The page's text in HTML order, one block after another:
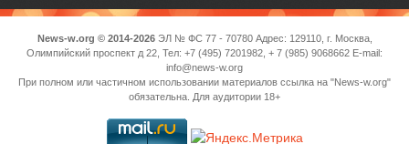
News-w.org © 2014-2026ЭЛ № ФС 77 - 70780 Адрес: 129110, г. Москва,
Олимпийский проспект д 22, Тел: +7 (495) 7201982, + 7 (985) 9068662 E-mail:
info@news-w.org
При полном или частичном использовании материалов ссылка на "News-w.org"
обязательна. Для аудитории 18+